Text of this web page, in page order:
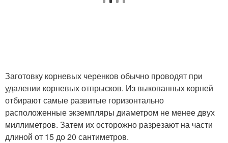
Заготовку корневых черенков обычно проводят при
удалении корневых отпрысков. Из выкопанных корней
отбирают самые развитые горизонтально
расположенные экземпляры диаметром не менее двух
миллиметров. Затем их осторожно разрезают на части
длиной от 15 до 20 сантиметров.